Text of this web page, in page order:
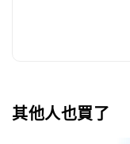
其他人也買了